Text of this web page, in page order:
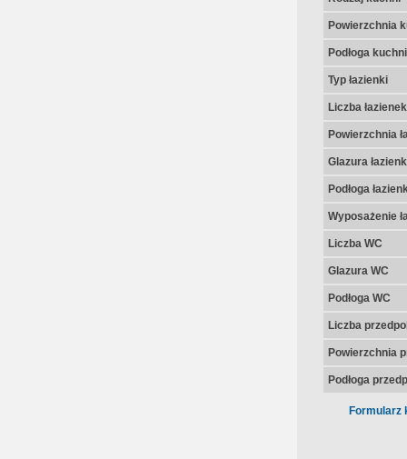
Powierzchnia
Podłoga kuchni
Typ łazienki
Liczba łazienek
Powierzchnia
Glazura
Podłoga
Wyposażenie
Liczba WC
Glazura WC
Podłoga WC
Liczba
Powierzchnia
Podłoga
Formularz